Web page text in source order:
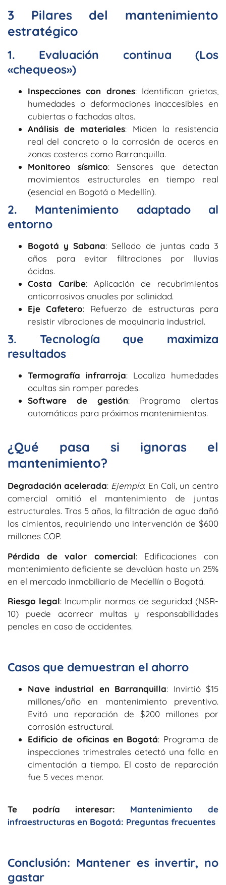
3 Pilares del mantenimiento
estratégico
1. Evaluación continua (Los
«chequeos»)
Inspecciones con drones: Identifican grietas,
humedades o deformaciones inaccesibles en
cubiertas o fachadas altas.
Análisis de materiales: Miden la resistencia
real del concreto o la corrosión de aceros en
zonas costeras como Barranquilla.
Monitoreo sísmico: Sensores que detectan
movimientos estructurales en tiempo real
(esencial en Bogotá o Medellín).
2. Mantenimiento adaptado al
entorno
Bogotá y Sabana: Sellado de juntas cada 3
años para evitar filtraciones por lluvias
ácidas.
Costa Caribe: Aplicación de recubrimientos
anticorrosivos anuales por salinidad.
Eje Cafetero: Refuerzo de estructuras para
resistir vibraciones de maquinaria industrial.
3. Tecnología que maximiza
resultados
Termografía infrarroja: Localiza humedades
ocultas sin romper paredes.
Software de gestión: Programa alertas
automáticas para próximos mantenimientos.
¿Qué pasa si ignoras el
mantenimiento?
Degradación acelerada: Ejemplo: En Cali, un centro
comercial omitió el mantenimiento de juntas
estructurales. Tras 5 años, la filtración de agua dañó
los cimientos, requiriendo una intervención de $600
millones COP.
Pérdida de valor comercial: Edificaciones con
mantenimiento deficiente se devalúan hasta un 25%
en el mercado inmobiliario de Medellín o Bogotá.
Riesgo legal: Incumplir normas de seguridad (NSR-
10) puede acarrear multas y responsabilidades
penales en caso de accidentes.
Casos que demuestran el ahorro
Nave industrial en Barranquilla: Invirtió $15
millones/año en mantenimiento preventivo.
Evitó una reparación de $200 millones por
corrosión estructural.
Edificio de oficinas en Bogotá: Programa de
inspecciones trimestrales detectó una falla en
cimentación a tiempo. El costo de reparación
fue 5 veces menor.
Te podría interesar: Mantenimiento de
infraestructuras en Bogotá: Preguntas frecuentes
Conclusión: Mantener es invertir, no
gastar